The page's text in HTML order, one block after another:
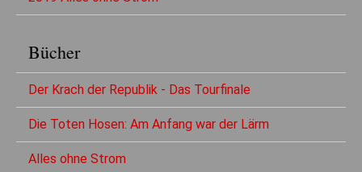
Bücher
Der Krach der Republik - Das Tourfinale
Die Toten Hosen: Am Anfang war der Lärm
Alles ohne Strom